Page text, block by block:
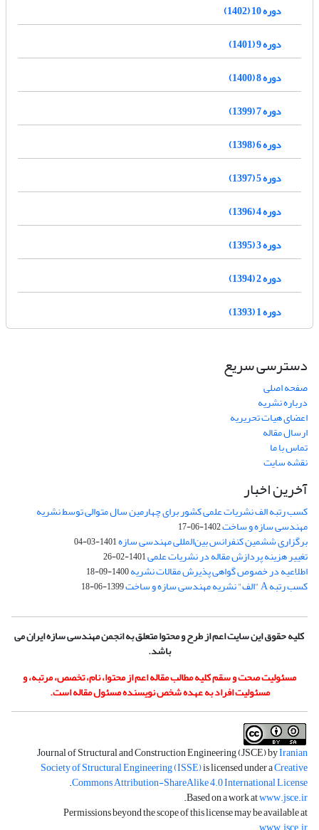
دوره 10 (1402)
دوره 9 (1401)
دوره 8 (1400)
دوره 7 (1399)
دوره 6 (1398)
دوره 5 (1397)
دوره 4 (1396)
دوره 3 (1395)
دوره 2 (1394)
دوره 1 (1393)
دسترسی سریع
صفحه اصلی
درباره نشریه
اعضای هیات تحریریه
ارسال مقاله
تماس با ما
نقشه سایت
آخرین اخبار
کسب رتبه الف نشریات علمی کشور برای چهارمین سال متوالی توسط نشریه
مهندسی سازه و ساخت1402-06-17
برگزاری ششمین کنفرانس بین‌المللی مهندسی سازه1401-03-04
تغییر هزینه پردازش مقاله در نشریات علمی1401-02-26
اطلاعیه در خصوص گواهی پذیرش مقالات نشریه1400-09-18
کسب رتبه A "الف" نشریه مهندسی سازه و ساخت 1399-06-18
کلیه حقوق این سایت اعم از طرح و محتوا متعلق به انجمن مهندسی سازه ایران می
باشد.
مسئولیت صحت و سقم کلیه مطالب مقاله اعم از محتوا، نام، تخصص، مرتبه، و
مسئولیت افراد به عهده شخص نویسنده مسئول مقاله است.
Journal of Structural and Construction Engineering (JSCE) byIranian
Society of Structural Engineering (ISSE)is licensed under aCreative
Commons Attribution-ShareAlike 4.0 International License
.
Based on a work atwww.jsce.ir
.
Permissions beyond the scope of this license may be available at